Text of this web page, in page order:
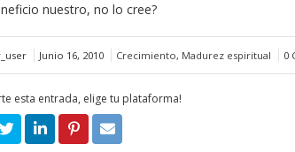
nuestro, no lo cree?
Junio 16, 2010 Crecimiento, Madurez espiritual 0
esta entrada, elige tu plataforma!